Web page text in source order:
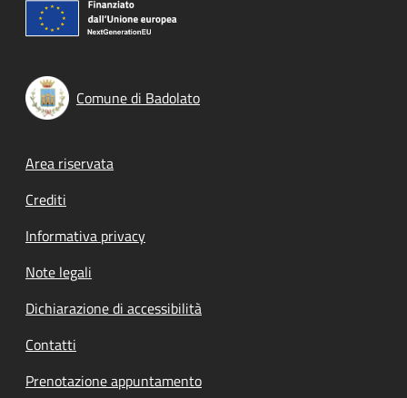
Comune di Badolato
Footer menu
Area riservata
Crediti
Informativa privacy
Note legali
Dichiarazione di accessibilità
Contatti
Prenotazione appuntamento